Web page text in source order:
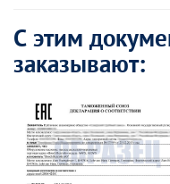
С этим
заказывают: